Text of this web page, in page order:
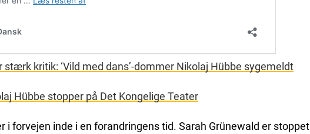
stærk kritik: ‘Vild med dans’-dommer Nikolaj Hübbe sygemeldt
Hübbe stopper på Det Kongelige Teater
i forvejen inde i en forandringens tid. Sarah Grünewald er stoppet